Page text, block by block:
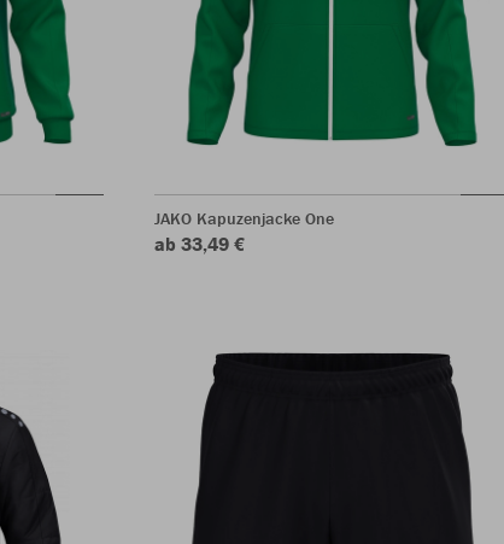
JAKO Kapuzenjacke One
ab 33,49 €